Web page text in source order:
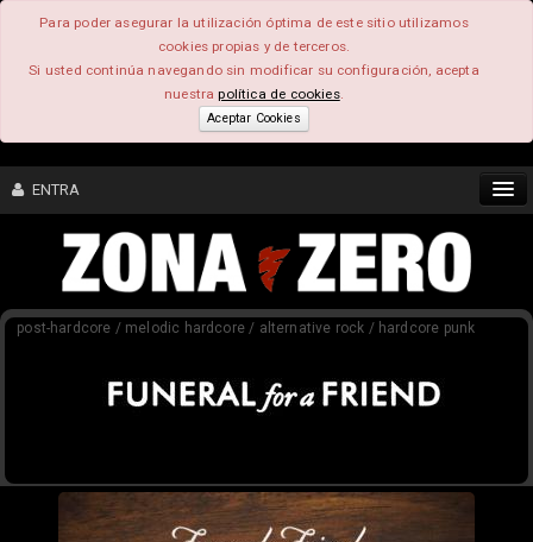
Para poder asegurar la utilización óptima de este sitio utilizamos
cookies propias y de terceros.
Si usted continúa navegando sin modificar su configuración, acepta
nuestrapolítica de cookies.
Aceptar Cookies
ENTRA
CONTENIDO
COMUNIDAD
FEEEDBACK
post-hardcore / melodic hardcore / alternative rock / hardcore punk